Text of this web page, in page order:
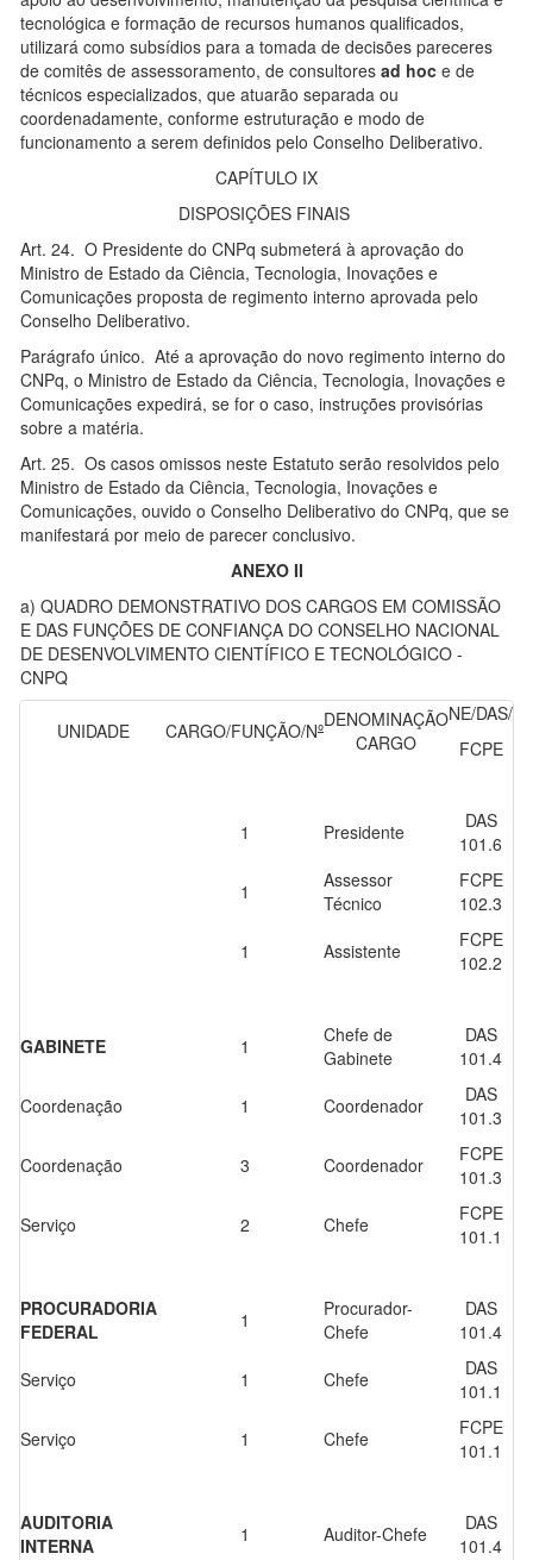
tecnológica e formação de recursos humanos qualificados,
utilizará como subsídios para a tomada de decisões pareceres
de comitês de assessoramento, de consultores ad hoc e de
técnicos especializados, que atuarão separada ou
coordenadamente, conforme estruturação e modo de
funcionamento a serem definidos pelo Conselho Deliberativo.
CAPÍTULO IX
DISPOSIÇÕES FINAIS
Art. 24. O Presidente do CNPq submeterá à aprovação do
Ministro de Estado da Ciência, Tecnologia, Inovações e
Comunicações proposta de regimento interno aprovada pelo
Conselho Deliberativo.
Parágrafo único. Até a aprovação do novo regimento interno do
CNPq, o Ministro de Estado da Ciência, Tecnologia, Inovações e
Comunicações expedirá, se for o caso, instruções provisórias
sobre a matéria.
Art. 25. Os casos omissos neste Estatuto serão resolvidos pelo
Ministro de Estado da Ciência, Tecnologia, Inovações e
Comunicações, ouvido o Conselho Deliberativo do CNPq, que se
manifestará por meio de parecer conclusivo.
ANEXO II
a) QUADRO DEMONSTRATIVO DOS CARGOS EM COMISSÃO
E DAS FUNÇÕES DE CONFIANÇA DO CONSELHO NACIONAL
DE DESENVOLVIMENTO CIENTÍFICO E TECNOLÓGICO -
CNPQ
UNIDADE CARGO/FUNÇÃO/NºDENOMINAÇÃO
CARGO
NE/DAS/
FCPE
1 Presidente
DAS
101.6
1
Assessor
Técnico
FCPE
102.3
1
Assistente
FCPE
102.2
GABINETE 1
Chefe de
Gabinete
DAS
101.4
Coordenação
1 Coordenador
DAS
101.3
Coordenação
3 Coordenador
FCPE
101.3
Serviço
2 Chefe
FCPE
101.1
PROCURADORIA
FEDERAL
1
Procurador-
Chefe
DAS
101.4
Serviço
1 Chefe
DAS
101.1
Serviço
1 Chefe
FCPE
101.1
AUDITORIA
INTERNA
1 Auditor-Chefe
DAS
101.4